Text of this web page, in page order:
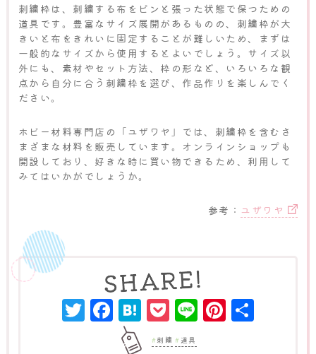
刺繍枠は、刺繍する布をピンと張った状態で保つための
道具です。豊富なサイズ展開があるものの、刺繍枠が大
きいと布をきれいに固定することが難しいため、まずは
一般的なサイズから使用するとよいでしょう。サイズ以
外にも、素材やセット方法、枠の形など、いろいろな観
点から自分に合う刺繍枠を選び、作品作りを楽しんでく
ださい。
ホビー材料専門店の「ユザワヤ」では、刺繍枠を含むさ
まざまな材料を販売しています。オンラインショップも
開設しており、好きな時に買い物できるため、利用して
みてはいかがでしょうか。
参考： ユザワヤ
Twitter
Facebook
Hatena
Pocket
Line
刺繍 道具